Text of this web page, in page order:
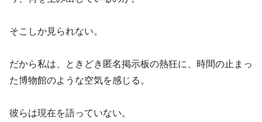
そこしか見られない。
だから私は、ときどき匿名掲示板の熱狂に、時間の止まっ
た博物館のような空気を感じる。
彼らは現在を語っていない。